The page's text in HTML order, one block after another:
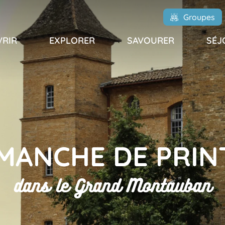
Groupes
EXPLORER SAVOURER
DE
dans le Grand Montauban